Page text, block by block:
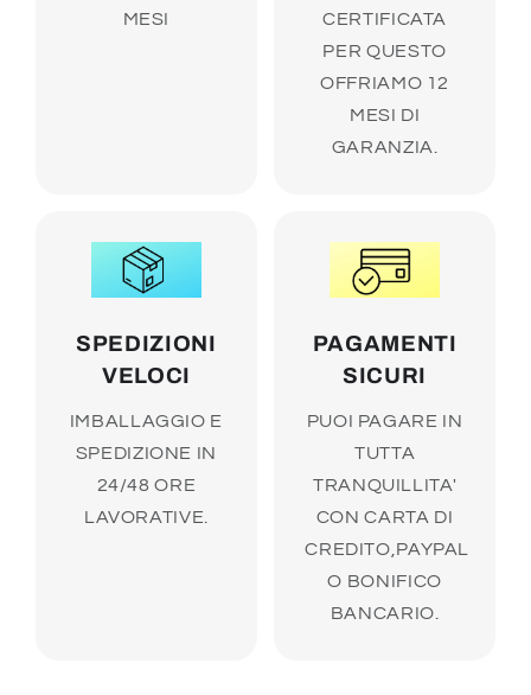
MESI
CERTIFICATA
PER QUESTO
OFFRIAMO 12
MESI DI
GARANZIA.
SPEDIZIONI
VELOCI
IMBALLAGGIO E
SPEDIZIONE IN
24/48 ORE
LAVORATIVE.
PAGAMENTI
SICURI
PUOI PAGARE IN
TUTTA
TRANQUILLITA'
CON CARTA DI
CREDITO,PAYPAL
O BONIFICO
BANCARIO.